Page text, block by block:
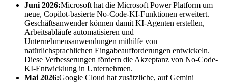
Juni 2026:Microsoft hat die Microsoft Power Platform um
neue, Copilot-basierte No-Code-KI-Funktionen erweitert.
Geschäftsanwender können damit KI-Agenten erstellen,
Arbeitsabläufe automatisieren und
Unternehmensanwendungen mithilfe von
natürlichsprachlichen Eingabeaufforderungen entwickeln.
Diese Verbesserungen fördern die Akzeptanz von No-Code-
KI-Entwicklung in Unternehmen.
Mai 2026:Google Cloud hat zusätzliche, auf Gemini